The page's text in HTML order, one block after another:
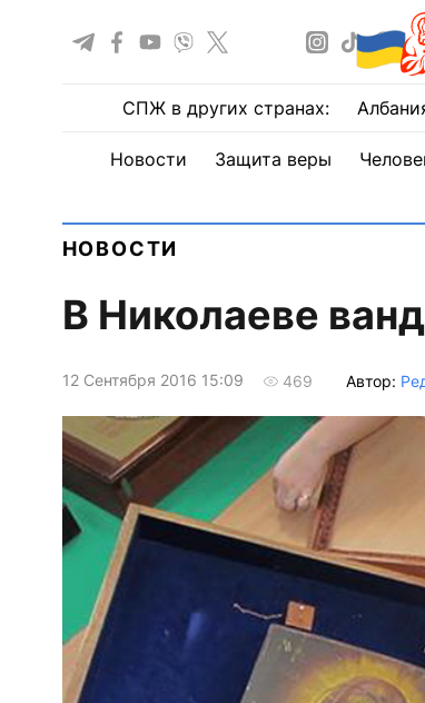
СПЖ в других странах:
Новости Защита веры
НОВОСТИ
В Николаеве
12 Сентября 2016 15:09 469 Автор: